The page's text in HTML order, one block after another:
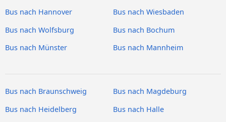
Bus nach Hannover
Bus nach Wiesbaden
Bus nach Wolfsburg
Bus nach Bochum
Bus nach Münster
Bus nach Mannheim
Bus nach Braunschweig
Bus nach Magdeburg
Bus nach Heidelberg
Bus nach Halle